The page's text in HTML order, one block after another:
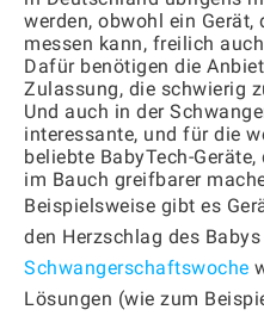
werden, obwohl ein
messen kann, freilich
Dafür benötigen die
Zulassung, die schwierig
Und auch in der
interessante, und für die
beliebte BabyTech-
im Bauch greifbarer
Beispielsweise gibt es
den Herzschlag des Babys
Schwangerschaftswoche
Lösungen (wie zum